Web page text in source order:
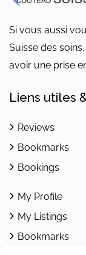
Si vous aussi
Suisse des
avoir une prise
Liens utiles
Reviews
Bookmarks
Bookings
My Profile
My Listings
Bookmarks